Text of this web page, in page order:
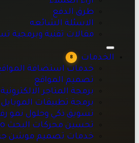
خدمات استضافة المواقع
برمجة المتاجر الالكترونية
برمجة تطبيقات الموبايل
تسويق ذكي وحلول نمو رقمية |
تحسين محركات البحث seo
خدمات تصميم موشن جرافيك
تصميم هويات تجارية وبناء
طرق الدفع
الاسئلة الشائعه
مقالات تقنية وبرمجية
الخدمات 8
خدمات استضافة
تصميم المواقع
برمجة المتاجر الالكترونية
برمجة تطبيقات الموبايل
تسويق ذكي وحلول نمو
تحسين محركات البحث seo
خدمات تصميم موشن